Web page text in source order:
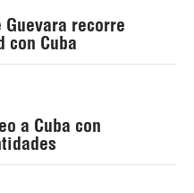
recorre
con Cuba
a Cuba con